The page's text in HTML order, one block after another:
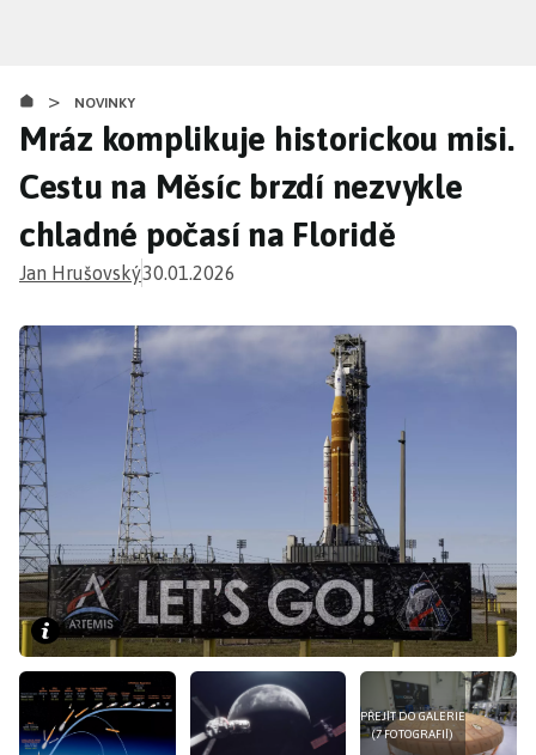
obsahu
> NOVINKY
Mráz komplikuje historickou misi.
Cestu na Měsíc brzdí nezvykle
chladné počasí na Floridě
Jan Hrušovský30.01.2026
PŘEJÍT DO GALERIE
(7 FOTOGRAFIÍ)